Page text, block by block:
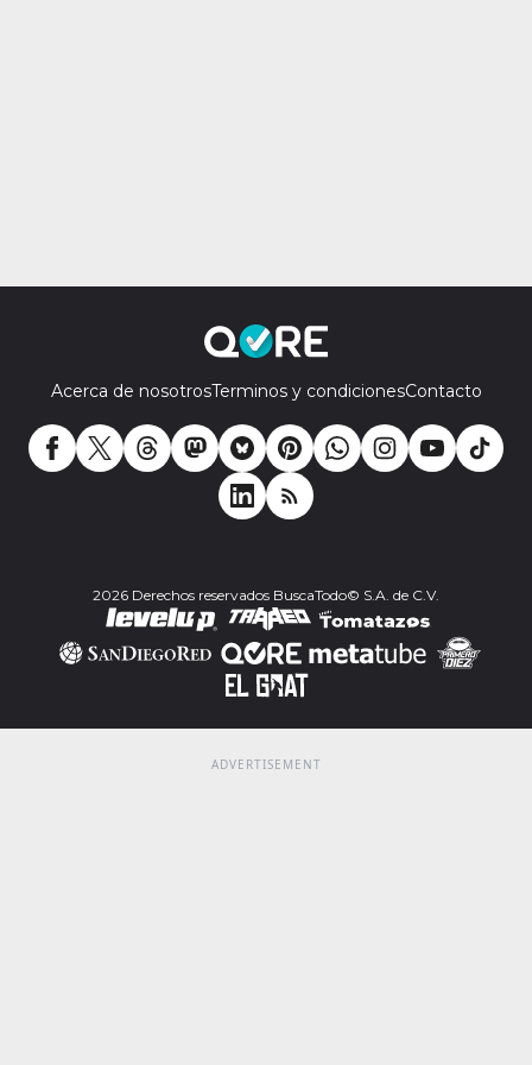
Acerca de nosotrosTerminos y condicionesContacto
2026 Derechos reservados BuscaTodo© S.A. de C.V.